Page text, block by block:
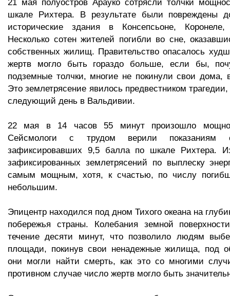
21 мая полуостров Арауко сотрясли толчки
шкале Рихтера. В результате были повреждены
исторические здания в Консепсьоне,
Несколько сотен жителей погибли во сне,
собственных жилищ. Правительство опасалось
жертв могло быть гораздо больше, если бы,
подземные толчки, многие не покинули свои дома,
Это землетрясение явилось предвестником
следующий день в Вальдивии.
22 мая в 14 часов 55 минут произошло
Сейсмологи с трудом верили показаниям
зафиксировавших 9,5 балла по шкале Рихтера.
зафиксированных землетрясений по выплеску
самым мощным, хотя, к счастью, по числу
небольшим.
Эпицентр находился под дном Тихого океана на
побережья страны. Колебания земной
течение десяти минут, что позволило людям
площади, покинув свои ненадежные жилища, под
они могли найти смерть, как это со многими
противном случае число жертв могло быть